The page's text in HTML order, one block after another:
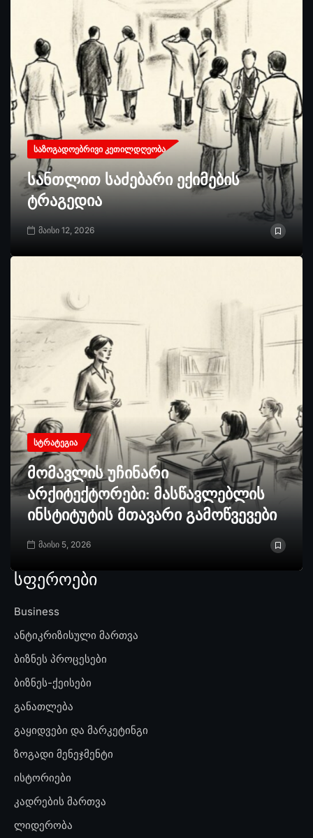
ᲡᲐᲖᲝᲒᲐᲓᲝᲔᲑᲠᲘᲕᲘ ᲙᲔᲗᲘᲚᲓᲦᲔᲝᲑᲐ
სანთლით საძებარი ექიმების
ტრაგედია
მაისი 12, 2026
ᲡᲢᲠᲐᲢᲔᲒᲘᲐ
მომავლის უჩინარი
არქიტექტორები: მასწავლებლის
ინსტიტუტის მთავარი გამოწვევები
მაისი 5, 2026
სფეროები
Business
ანტიკრიზისული მართვა
ბიზნეს პროცესები
ბიზნეს-ქეისები
განათლება
გაყიდვები და მარკეტინგი
ზოგადი მენეჯმენტი
ისტორიები
კადრების მართვა
ლიდერობა